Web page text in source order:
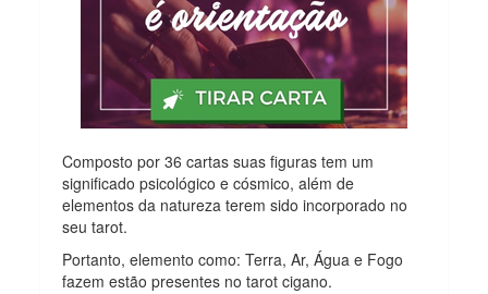
Composto por 36 cartas suas figuras tem um
significado psicológico e cósmico, além de
elementos da natureza terem sido incorporado no
seu tarot.
Portanto, elemento como: Terra, Ar, Água e Fogo
fazem estão presentes no tarot cigano.